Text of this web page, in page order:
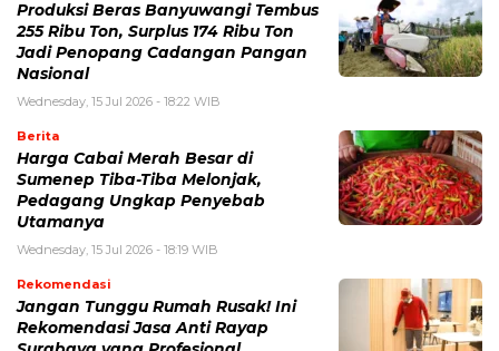
Produksi Beras Banyuwangi Tembus
255 Ribu Ton, Surplus 174 Ribu Ton
Jadi Penopang Cadangan Pangan
Nasional
Wednesday, 15 Jul 2026 - 18:22 WIB
Berita
Harga Cabai Merah Besar di
Sumenep Tiba-Tiba Melonjak,
Pedagang Ungkap Penyebab
Utamanya
Wednesday, 15 Jul 2026 - 18:19 WIB
Rekomendasi
Jangan Tunggu Rumah Rusak! Ini
Rekomendasi Jasa Anti Rayap